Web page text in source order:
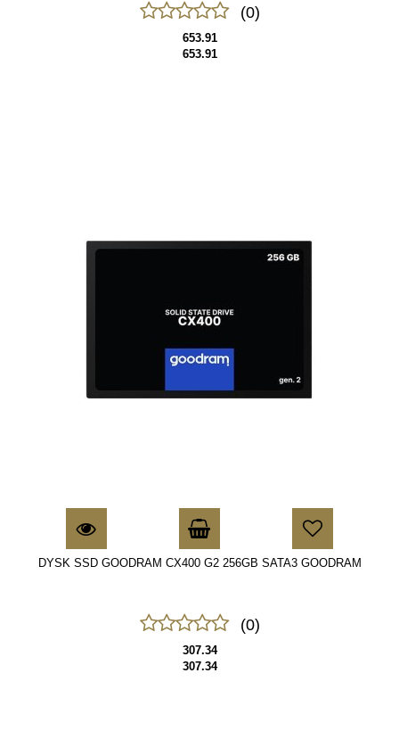
(0)
653.91
653.91
DYSK SSD GOODRAM CX400 G2 256GB SATA3 GOODRAM
(0)
307.34
307.34